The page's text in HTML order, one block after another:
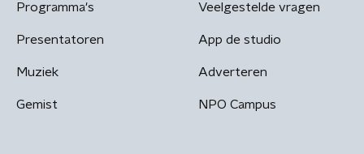
Programma's
Presentatoren
Muziek
Gemist
Veelgestelde vragen
App de studio
Adverteren
NPO Campus